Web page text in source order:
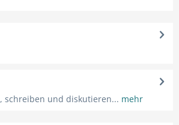
schreiben und diskutieren... mehr